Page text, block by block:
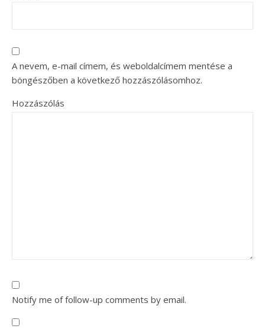
A nevem, e-mail címem, és weboldalcímem mentése a
böngészőben a következő hozzászólásomhoz.
Hozzászólás
Notify me of follow-up comments by email.